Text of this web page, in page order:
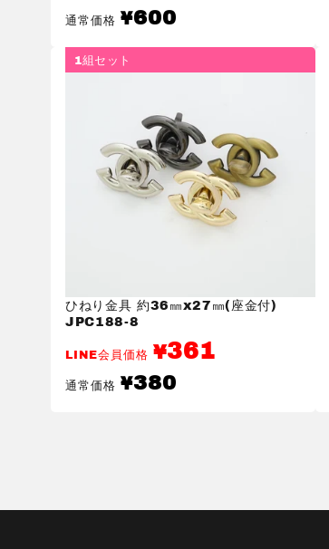
通常価格
通
常
格
¥600
1組セット
ひねり金具 約36㎜x27㎜(座金付)
JPC188-8
LINE会員価格 ¥361
通常価格
通
常
¥380